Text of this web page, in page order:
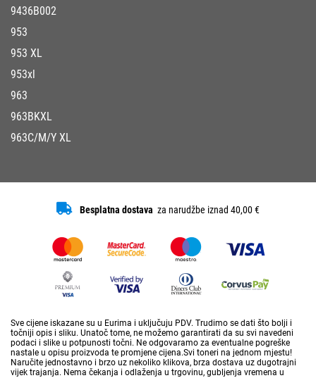
9436B002
953
953 XL
953xl
963
963BKXL
963C/M/Y XL
Besplatna dostava za narudžbe iznad 40,00 €
Sve cijene iskazane su u Eurima i uključuju PDV. Trudimo se dati što bolji i
točniji opis i sliku. Unatoč tome, ne možemo garantirati da su svi navedeni
podaci i slike u potpunosti točni. Ne odgovaramo za eventualne pogreške
nastale u opisu proizvoda te promjene cijena.Svi toneri na jednom mjestu!
Naručite jednostavno i brzo uz nekoliko klikova, brza dostava uz dugotrajni
vijek trajanja. Nema čekanja i odlaženja u trgovinu, gubljenja vremena u